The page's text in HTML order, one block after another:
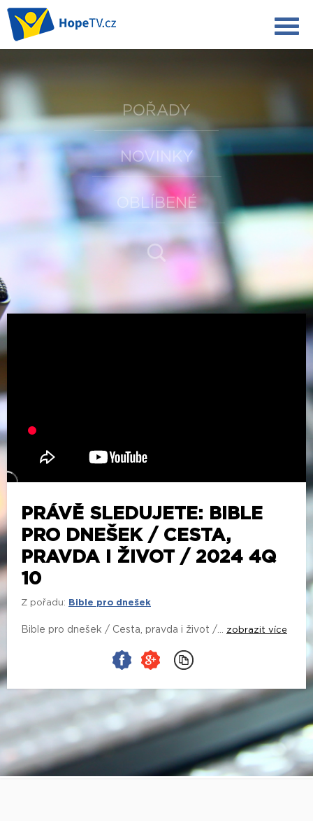
POŘADY
NOVINKY
OBLÍBENÉ
PRÁVĚ SLEDUJETE: BIBLE
PRO DNEŠEK / CESTA,
PRAVDA I ŽIVOT / 2024 4Q
10
Z pořadu: Bible pro dnešek
Bible pro dnešek / Cesta, pravda i život /... zobrazit více